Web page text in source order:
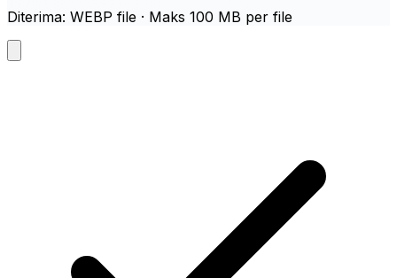
Diterima: WEBP file · Maks 100 MB per file